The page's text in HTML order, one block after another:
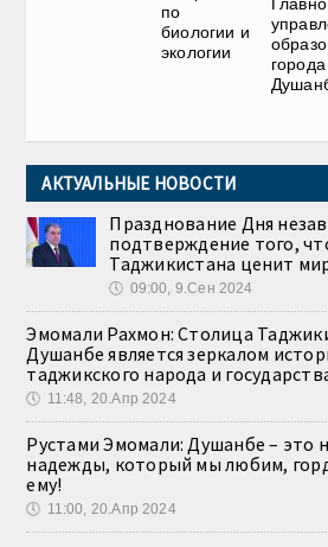
по
биологии и
экологии
города
АКТУАЛЬНЫЕ НОВОСТИ
Празднование Дня
подтверждение того,
Таджикистана ценит
🕔 09:00, 9.Сен 2024
Эмомали Рахмон: Столица
Душанбе является зеркалом
таджикского народа и
🕔 11:48, 20.Апр 2024
Рустами Эмомали: Душанбе – это
надежды, который мы любим,
ему!
🕔 11:00, 20.Апр 2024